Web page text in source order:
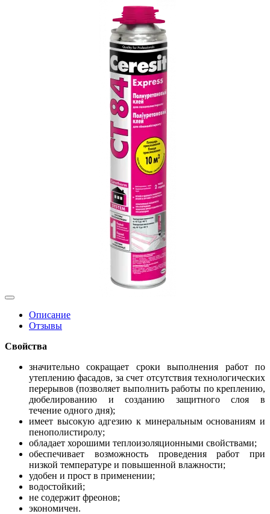
Описание
Отзывы
Свойства
значительно сокращает сроки выполнения работ по
утеплению фасадов, за счет отсутствия технологических
перерывов (позволяет выполнить работы по креплению,
дюбелированию и созданию защитного слоя в
течение одного дня);
имеет высокую адгезию к минеральным основаниям и
пенополистиролу;
обладает хорошими теплоизоляционными свойствами;
обеспечивает возможность проведения работ при
низкой температуре и повышенной влажности;
удобен и прост в применении;
водостойкий;
не содержит фреонов;
экономичен.